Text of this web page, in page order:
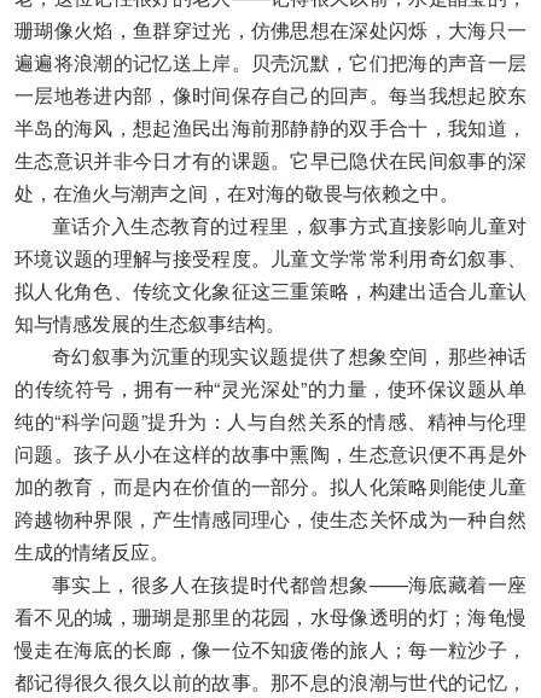
珊瑚像火焰，鱼群穿过光，仿佛思想在深处闪烁，大海只一
遍遍将浪潮的记忆送上岸。贝壳沉默，它们把海的声音一层
一层地卷进内部，像时间保存自己的回声。每当我想起胶东
半岛的海风，想起渔民出海前那静静的双手合十，我知道，
生态意识并非今日才有的课题。它早已隐伏在民间叙事的深
处，在渔火与潮声之间，在对海的敬畏与依赖之中。
童话介入生态教育的过程里，叙事方式直接影响儿童对
环境议题的理解与接受程度。儿童文学常常利用奇幻叙事、
拟人化角色、传统文化象征这三重策略，构建出适合儿童认
知与情感发展的生态叙事结构。
奇幻叙事为沉重的现实议题提供了想象空间，那些神话
的传统符号，拥有一种“灵光深处”的力量，使环保议题从单
纯的“科学问题”提升为：人与自然关系的情感、精神与伦理
问题。孩子从小在这样的故事中熏陶，生态意识便不再是外
加的教育，而是内在价值的一部分。拟人化策略则能使儿童
跨越物种界限，产生情感同理心，使生态关怀成为一种自然
生成的情绪反应。
事实上，很多人在孩提时代都曾想象——海底藏着一座
看不见的城，珊瑚是那里的花园，水母像透明的灯；海龟慢
慢走在海底的长廊，像一位不知疲倦的旅人；每一粒沙子，
都记得很久很久以前的故事。那不息的浪潮与世代的记忆，